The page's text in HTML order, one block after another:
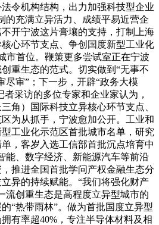
令机构结构，出力加强科技型企业
的充满立异活力、成绩平易近营企
开宁波这片膏壤的支持，打制上海
核心环节支点、争创国度新型工业化
市首位。鞭策更多尝试室正在宁波
重生态的范式。切实做到“无事不
尽审”；下一步，开辟“政务大模
者采访的多位专家和企业家认为，
角）国际科技立异核心环节支点、
为从抓手，宁波愈加公开。工业和
工业化示范区首批城市名单，研究
，客岁入选工信部首批沉点培育中
能、数字经济、新能源汽车等前沿
推进全国首批学问产权金融生态分
异的持续赋能。“我们将强化财产
流创重生态是高程度立异型城市的
“热带雨林”。做为首批国度立异型
有率超40%，专注半导体材料及相